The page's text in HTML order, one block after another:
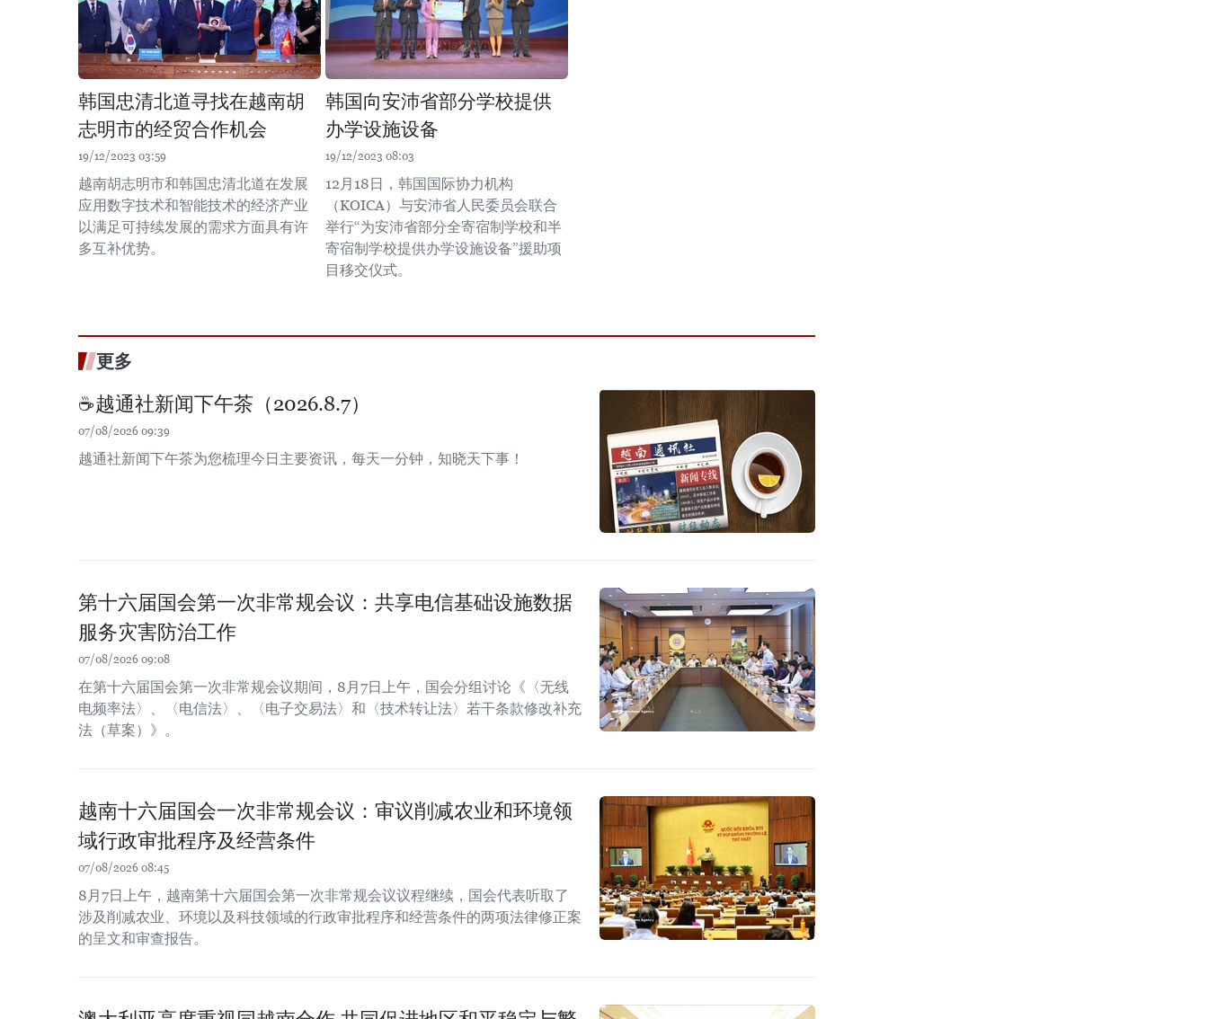
韩国忠清北道寻找在越南胡
志明市的经贸合作机会
19/12/2023 03:59
越南胡志明市和韩国忠清北道在发展
应用数字技术和智能技术的经济产业
以满足可持续发展的需求方面具有许
多互补优势。
韩国向安沛省部分学校提供
办学设施设备
19/12/2023 08:03
12月18日，韩国国际协力机构
（KOICA）与安沛省人民委员会联合
举行“为安沛省部分全寄宿制学校和半
寄宿制学校提供办学设施设备”援助项
目移交仪式。
更多
☕️越通社新闻下午茶（2026.8.7）
07/08/2026 09:39
越通社新闻下午茶为您梳理今日主要资讯，每天一分钟，知晓天下事！
第十六届国会第一次非常规会议：共享电信基础设施数据
服务灾害防治工作
07/08/2026 09:08
在第十六届国会第一次非常规会议期间，8月7日上午，国会分组讨论《〈无线
电频率法〉、〈电信法〉、〈电子交易法〉和〈技术转让法〉若干条款修改补充
法（草案）》。
越南十六届国会一次非常规会议：审议削减农业和环境领
域行政审批程序及经营条件
07/08/2026 08:45
8月7日上午，越南第十六届国会第一次非常规会议议程继续，国会代表听取了
涉及削减农业、环境以及科技领域的行政审批程序和经营条件的两项法律修正案
的呈文和审查报告。